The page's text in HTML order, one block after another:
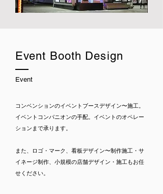
Event Booth Design
Event
コンベンションのイベントブースデザイン〜施工。
イベントコンパニオンの手配。イベントのオペレー
ションまで承ります。
​また、ロゴ・マーク、看板デザイン〜制作施工・サ
イネージ制作、小規模の店舗デザイン・施工もお任
せください。